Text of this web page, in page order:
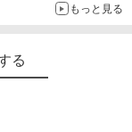
もっと見る
る